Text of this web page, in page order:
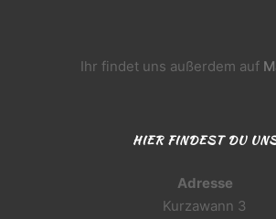
Ihr findet uns außerdem auf
HIER FINDEST DU
Adresse
Kurzawann 3